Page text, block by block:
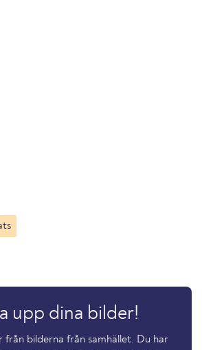
upp dina bilder!
från bilderna från samhället. Du har